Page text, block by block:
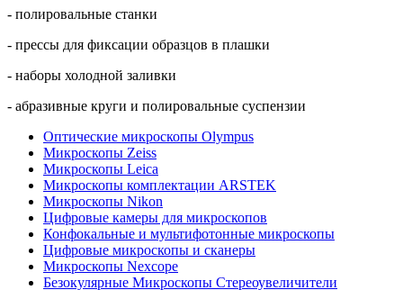
- полировальные станки
- прессы для фиксации образцов в плашки
- наборы холодной заливки
- абразивные круги и полировальные суспензии
Оптические микроскопы Olympus
Микроскопы Zeiss
Микроскопы Leica
Микроскопы комплектации ARSTEK
Микроскопы Nikon
Цифровые камеры для микроскопов
Конфокальные и мультифотонные микроскопы
Цифровые микроскопы и сканеры
Микроскопы Nexcope
Безокулярные Микроскопы Стереоувеличители